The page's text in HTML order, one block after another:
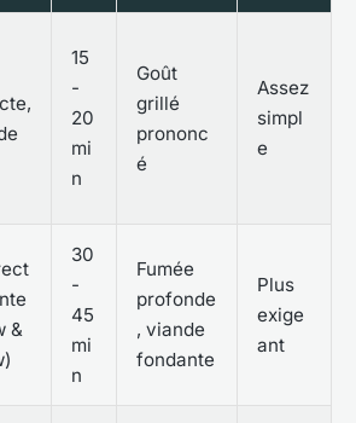
15
-
20
mi
n
Goût
grillé
prononc
é
Assez
simpl
e
&
30
-
45
mi
n
Fumée
profonde
, viande
fondante
Plus
exige
ant